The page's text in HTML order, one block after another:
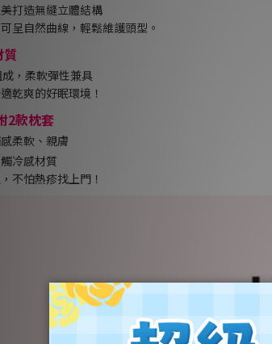
打造無縫立體結構
呈自然曲線，輕鬆維護頭型。
質
，柔軟彈性兼具
乾爽的好眠環境！
2款枕套
柔軟、親膚
冷感材質
不怕熱疹找上門！